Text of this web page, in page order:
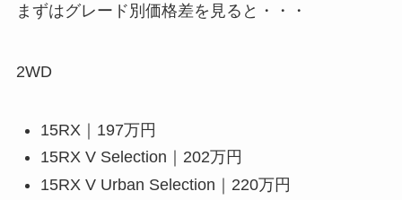
まずはグレード別価格差を見ると・・・
2WD
15RX｜197万円
15RX V Selection｜202万円
15RX V Urban Selection｜220万円